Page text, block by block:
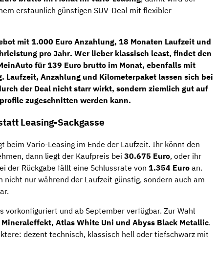
erstaunlich günstigen SUV-Deal mit flexibler
mit 1.000 Euro Anzahlung, 18 Monaten Laufzeit und
pro Jahr. Wer lieber klassisch least, findet den
für139 Euro brutto im Monat, ebenfalls mit
Laufzeit, Anzahlung und Kilometerpaket lassen sich bei
der Deal nicht starr wirkt, sondern ziemlich gut auf
zugeschnitten werden kann.
Leasing-Sackgasse
beim Vario-Leasing im Ende der Laufzeit. Ihr könnt den
dann liegt der Kaufpreis bei 30.675 Euro, oder ihr
der Rückgabe fällt eine Schlussrate von 1.354 Euro an.
nicht nur während der Laufzeit günstig, sondern auch am
vorkonfiguriert und ab September verfügbar. Zur Wahl
Mineraleffekt, Atlas White Uni und Abyss Black Metallic.
dezent technisch, klassisch hell oder tiefschwarz mit